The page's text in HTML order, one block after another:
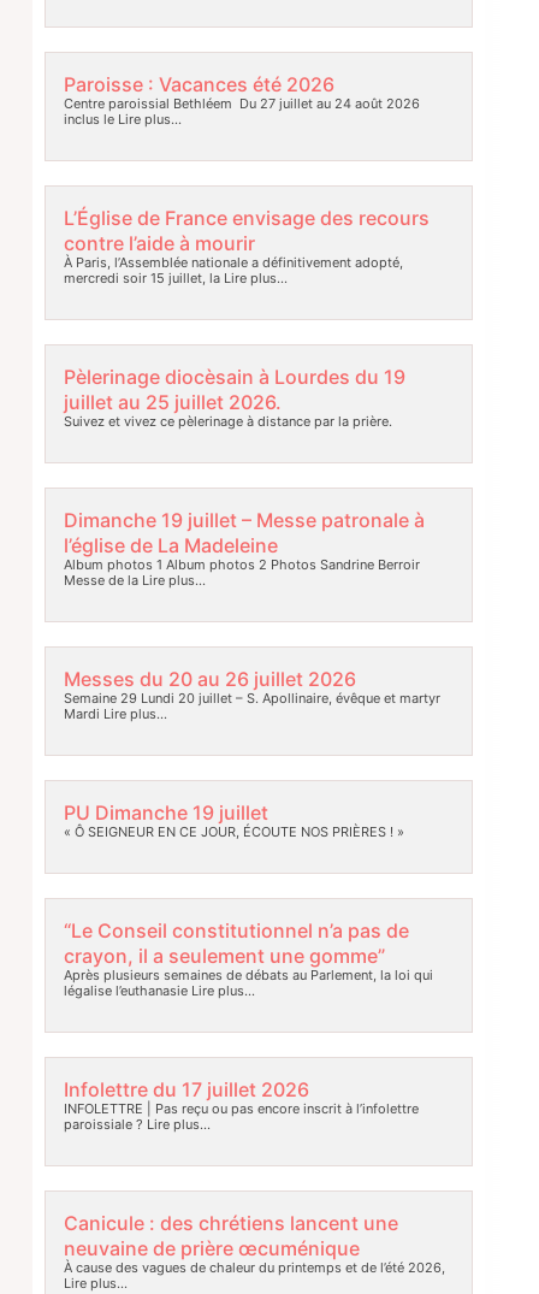
Paroisse : Vacances été 2026
Centre paroissial Bethléem Du 27 juillet au 24 août 2026
inclus leLire plus…
L’Église de France envisage des recours
contre l’aide à mourir
À Paris, l’Assemblée nationale a définitivement adopté,
mercredi soir 15 juillet, laLire plus…
Pèlerinage diocèsain à Lourdes du 19
juillet au 25 juillet 2026.
Suivez et vivez ce pèlerinage à distance par la prière.
Dimanche 19 juillet – Messe patronale à
l’église de La Madeleine
Album photos 1 Album photos 2 Photos Sandrine Berroir
Messe de laLire plus…
Messes du 20 au 26 juillet 2026
Semaine 29 Lundi 20 juillet – S. Apollinaire, évêque et martyr
Mardi Lire plus…
PU Dimanche 19 juillet
« Ô SEIGNEUR EN CE JOUR, ÉCOUTE NOS PRIÈRES ! »
“Le Conseil constitutionnel n’a pas de
crayon, il a seulement une gomme”
Après plusieurs semaines de débats au Parlement, la loi qui
légalise l’euthanasieLire plus…
Infolettre du 17 juillet 2026
INFOLETTRE | Pas reçu ou pas encore inscrit à l’infolettre
paroissiale ? Lire plus…
Canicule : des chrétiens lancent une
neuvaine de prière œcuménique
À cause des vagues de chaleur du printemps et de l’été 2026,
Lire plus…